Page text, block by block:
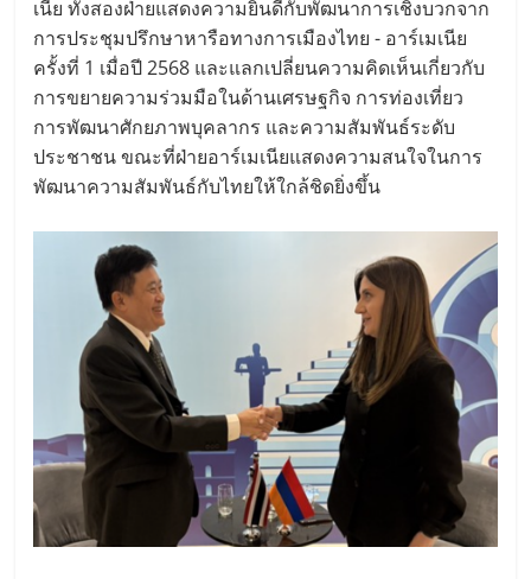
เนีย ทั้งสองฝ่ายแสดงความยินดีกับพัฒนาการเชิงบวกจาก
การประชุมปรึกษาหารือทางการเมืองไทย - อาร์เมเนีย
ครั้งที่ 1 เมื่อปี 2568 และแลกเปลี่ยนความคิดเห็นเกี่ยวกับ
การขยายความร่วมมือในด้านเศรษฐกิจ การท่องเที่ยว
การพัฒนาศักยภาพบุคลากร และความสัมพันธ์ระดับ
ประชาชน ขณะที่ฝ่ายอาร์เมเนียแสดงความสนใจในการ
พัฒนาความสัมพันธ์กับไทยให้ใกล้ชิดยิ่งขึ้น